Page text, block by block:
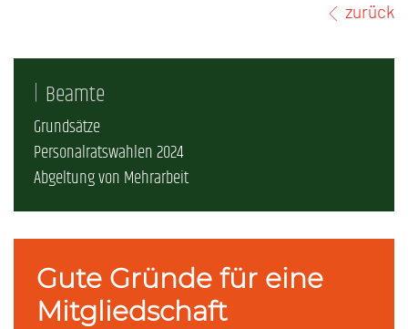
zurück
Beamte
Grundsätze
Personalratswahlen 2024
Abgeltung von Mehrarbeit
Gute Gründe für eine
Mitgliedschaft